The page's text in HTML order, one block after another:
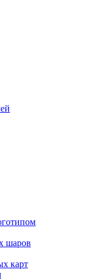
шаров
карт